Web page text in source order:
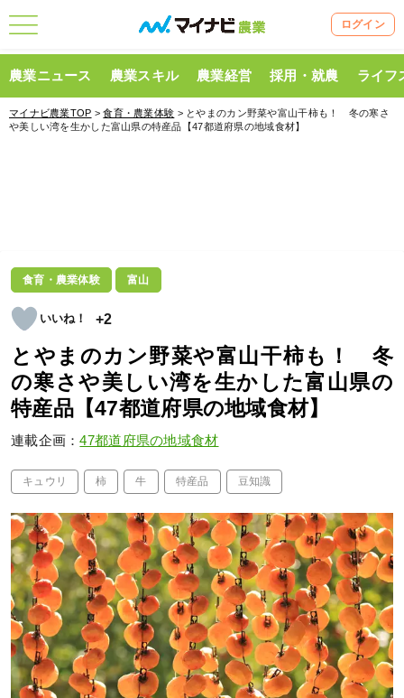
ログイン
農業ニュース 農業スキル 農業経営 採用・就農 ライフ
マイナビ農業TOP >食育・農業体験 > とやまのカン野菜や富山干柿も！ 冬の寒さ
や美しい湾を生かした富山県の特産品【47都道府県の地域食材】
食育・農業体験 富山
+2
とやまのカン野菜や富山干柿も！ 冬
の寒さや美しい湾を生かした富山県の
特産品【47都道府県の地域食材】
連載企画：47都道府県の地域食材
キュウリ 柿 牛 特産品 豆知識